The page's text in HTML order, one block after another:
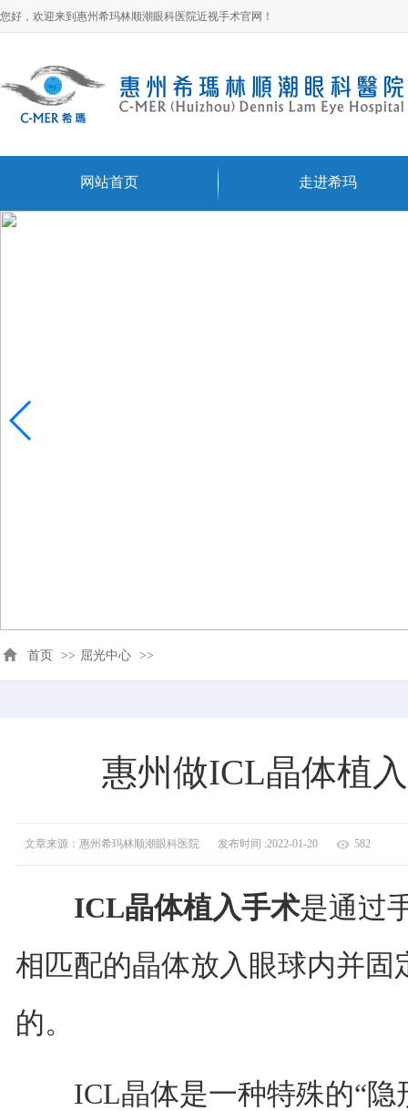
您好，欢迎来到惠州希玛林顺潮眼科医院近视手术官网！
网站首页 走进希玛
首页 >> 屈光中心 >>
惠州做ICL晶体植
文章来源：惠州希玛林顺潮眼科医院 发布时间 :2022-01-20 582
ICL晶体植入手术是通过
相匹配的晶体放入眼球内并固
的。
ICL晶体是一种特殊的“隐